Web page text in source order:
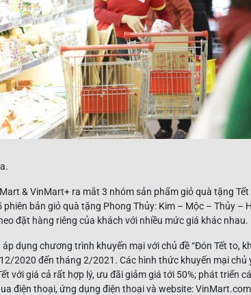
& VinMart+ ra mắt 3 nhóm sản phẩm giỏ quà tặng
bản giỏ quà tặng Phong Thủy: Kim – Mộc – Thủy –
đặt hàng riêng của khách với nhiều mức giá khác nhau.
dụng chương trình khuyến mại với chủ đề “Đón Tết to,
2020 đến tháng 2/2021. Các hình thức khuyến mại chủ
với giá cả rất hợp lý, ưu đãi giảm giá tới 50%; phát triển
điện thoại, ứng dụng điện thoại và website: